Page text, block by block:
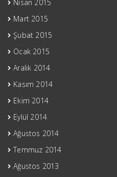
Nisan 2015
Mart 2015
Şubat 2015
Ocak 2015
Aralık 2014
Kasım 2014
Ekim 2014
Eylül 2014
Ağustos 2014
Temmuz 2014
Ağustos 2013